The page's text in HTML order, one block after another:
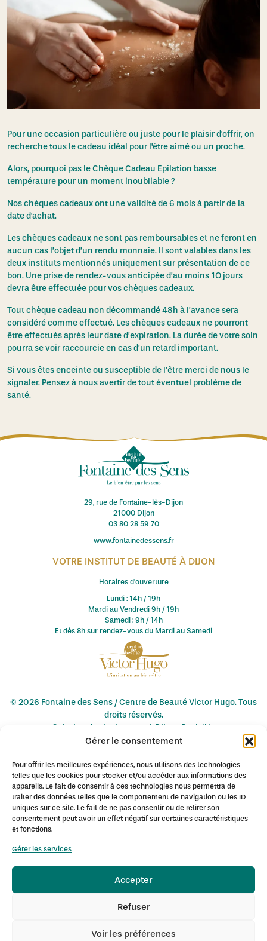
Gérer le consentement
Pour offrir les meilleures expériences, nous utilisons des technologies
telles que les cookies pour stocker et/ou accéder aux informations des
appareils. Le fait de consentir à ces technologies nous permettra de
traiter des données telles que le comportement de navigation ou les ID
uniques sur ce site. Le fait de ne pas consentir ou de retirer son
consentement peut avoir un effet négatif sur certaines caractéristiques
et fonctions.
Gérer les services
Accepter
Refuser
Voir les préférences
Pour une occasion particulière ou juste pour le plaisir d'offrir, on
recherche tous le cadeau idéal pour l'être aimé ou un proche.
Alors, pourquoi pas le Chèque Cadeau Epilation basse
température pour un moment inoubliable ?
Nos chèques cadeaux ont une validité de 6 mois à partir de la
date d'achat.
Les chèques cadeaux ne sont pas remboursables et ne feront en
aucun cas l’objet d’un rendu monnaie. Il sont valables dans les
deux instituts mentionnés uniquement sur présentation de ce
bon. Une prise de rendez-vous anticipée d’au moins 1O jours
devra être effectuée pour vos chèques cadeaux.
Tout chèque cadeau non décommandé 48h à l’avance sera
considéré comme effectué. Les chèques cadeaux ne pourront
être effectués après leur date d’expiration. La durée de votre soin
pourra se voir raccourcie en cas d’un retard important.
Si vous êtes enceinte ou susceptible de l’être merci de nous le
signaler. Pensez à nous avertir de tout éventuel problème de
santé.
29, rue de Fontaine-lès-Dijon
21000 Dijon
03 80 28 59 70
www.fontainedessens.fr
VOTRE INSTITUT DE BEAUTÉ À DIJON
Horaires d'ouverture
Lundi : 14h / 19h
Mardi au Vendredi 9h / 19h
Samedi : 9h / 14h
Et dès 8h sur rendez-vous du Mardi au Samedi
© 2026 Fontaine des Sens / Centre de Beauté Victor Hugo. Tous
droits réservés.
Création de site internet à Dijon : Pagin'Up
confidentialité
L'institut de Beauté Fontaine des Sens à Dijon est spécialisé en
épilation définitive au laser diode notamment à :
Ahuy Asnières-lès-Dijon
Longvic Marsannay-la-Côte
Neuilly-lès-Dijon Nuits-Saint-Georges Plombières-lès-Dijon
Ruffey-lès-Echirey Sennecey-lès-Dijon
Varois-et-Chaignot